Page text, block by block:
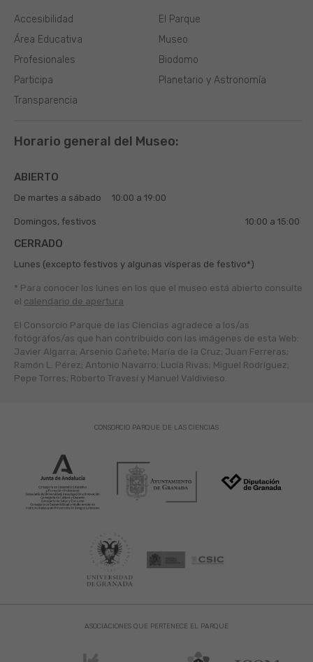
El Parque
Museo
Biodomo
Planetario y Astronomía
Área Educativa
Profesionales
Participa
Transparencia
Accesibilidad
Horario general del Museo:
ABIERTO
De martes a sábado 10:00 a 19:00
Domingos, festivos 10:00 a 15:00
CERRADO
Lunes (excepto festivos y algunas vísperas de festivo*)
* Para conocer los lunes en los que el museo está abierto consulte
el calendario de apertura
El Consorcio Parque de las Ciencias agradece a los/as
fotógráfos/as que han contribuido con las imágenes de esta Web:
Javier Algarra; Arsenio Cañete; María de la Cruz; Juan Ferreras;
Ramón L. Pérez; Antonio Navarro; Lucía Rivas; Miguel Rodríguez;
Pepe Torres; Roberto Travesí y Manuel Valdivieso.
ASOCIACIONES QUE PERTENECE EL PARQUE
CONSORCIO PARQUE DE LAS CIENCIAS